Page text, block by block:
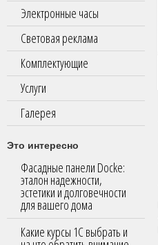
Электронные часы
Световая реклама
Комплектующие
Услуги
Галерея
Это интересно
Фасадные панели Docke:
эталон надежности,
эстетики и долговечности
для вашего дома
Какие курсы 1С выбрать и